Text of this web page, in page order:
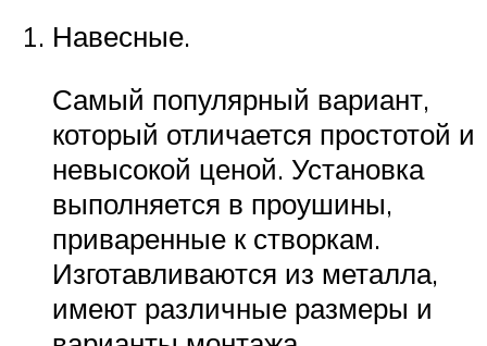
Навесные.
Самый популярный вариант,
который отличается простотой и
невысокой ценой. Установка
выполняется в проушины,
приваренные к створкам.
Изготавливаются из металла,
имеют различные размеры и